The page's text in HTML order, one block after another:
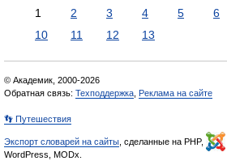
1 2 3 4 5 6
10
11 12 13
© Академик, 2000-2026
Обратная связь: Техподдержка Реклама на сайте
👣 Путешествия
Экспорт словарей на сайты , сделанные на PHP,
WordPress, MODx.